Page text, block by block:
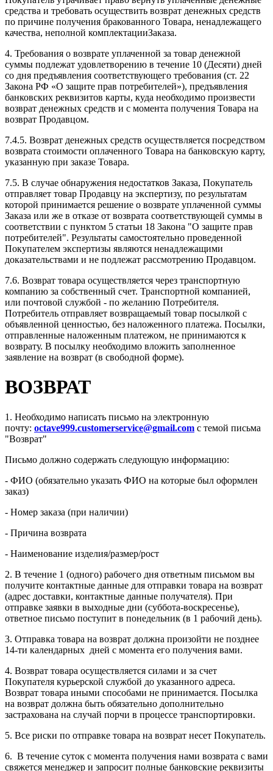
средства и требовать осуществить возврат денежных средств
по причине получения бракованного Товара, ненадлежащего
качества, неполной комплектацииЗаказа.
4. Требования о возврате уплаченной за товар денежной
суммы подлежат удовлетворению в течение 10 (Десяти) дней
со дня предъявления соответствующего требования (ст. 22
Закона РФ «О защите прав потребителей»), предъявления
банковских реквизитов карты, куда необходимо произвести
возврат денежных средств и с момента получения Товара на
возврат Продавцом.
7.4.5. Возврат денежных средств осуществляется посредством
возврата стоимости оплаченного Товара на банковскую карту,
указанную при заказе Товара.
7.5. В случае обнаружения недостатков Заказа, Покупатель
отправляет товар Продавцу на экспертизу, по результатам
которой принимается решение о возврате уплаченной суммы
Заказа или же в отказе от возврата соответствующей суммы в
соответствии с пунктом 5 статьи 18 Закона "О защите прав
потребителей". Результаты самостоятельно проведенной
Покупателем экспертизы являются ненадлежащими
доказательствами и не подлежат рассмотрению Продавцом.
7.6. Возврат товара осуществляется через транспортную
компанию за собственный счет. Транспортной компанией,
или почтовой службой - по желанию Потребителя.
Потребитель отправляет возвращаемый товар посылкой с
объявленной ценностью, без наложенного платежа. Посылки,
отправленные наложенным платежом, не принимаются к
возврату. В посылку необходимо вложить заполненное
заявление на возврат (в свободной форме).
ВОЗВРАТ
1. Необходимо написать письмо на электронную
почту: octave999.customerservice@gmail.com с темой письма
"Возврат"
Письмо должно содержать следующую информацию:
- ФИО (обязательно указать ФИО на которые был оформлен
заказ)
- Номер заказа (при наличии)
- Причина возврата
- Наименование изделия/размер/рост
2. В течение 1 (одного) рабочего дня ответным письмом вы
получите контактные данные для отправки товара на возврат
(адрес доставки, контактные данные получателя). При
отправке заявки в выходные дни (суббота-воскресенье),
ответное письмо поступит в понедельник (в 1 рабочий день).
3. Отправка товара на возврат должна произойти не позднее
14-ти календарных дней с момента его получения вами.
4. Возврат товара осуществляется силами и за счет
Покупателя курьерской службой до указанного адреса.
Возврат товара иными способами не принимается. Посылка
на возврат должна быть обязательно дополнительно
застрахована на случай порчи в процессе транспортировки.
5. Все риски по отправке товара на возврат несет Покупатель.
6. В течение суток с момента получения нами возврата с вами
свяжется менеджер и запросит полные банковские реквизиты